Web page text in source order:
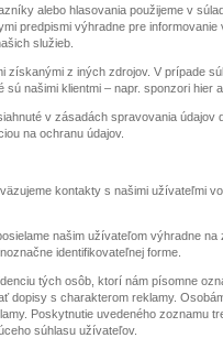
alebo hlasovania použijeme v
predpismi výhradne pre
služieb.
získanými z iných zdrojov. V prípade
našimi klientmi – napr. sponzori hier
v zásadách spravovania údajov
na ochranu údajov.
kontakty s našimi užívateľmi
našim užívateľom výhradne na
identifikovateľnej forme.
tých osôb, ktorí nám písomne
dopisy s charakterom reklamy.
Poskytnutie uvedeného zoznamu
súhlasu užívateľov.